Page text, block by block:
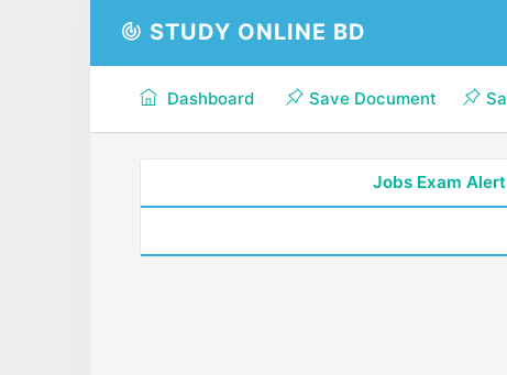
STUDY ONLINE BD
Dashboard Save Document
Jobs Exam Alert